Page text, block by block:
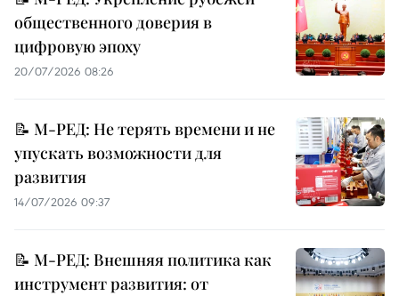
общественного доверия в
цифровую эпоху
20/07/2026 08:26
📝 М-РЕД: Не терять времени и не
упускать возможности для
развития
14/07/2026 09:37
📝 М-РЕД: Внешняя политика как
инструмент развития: от